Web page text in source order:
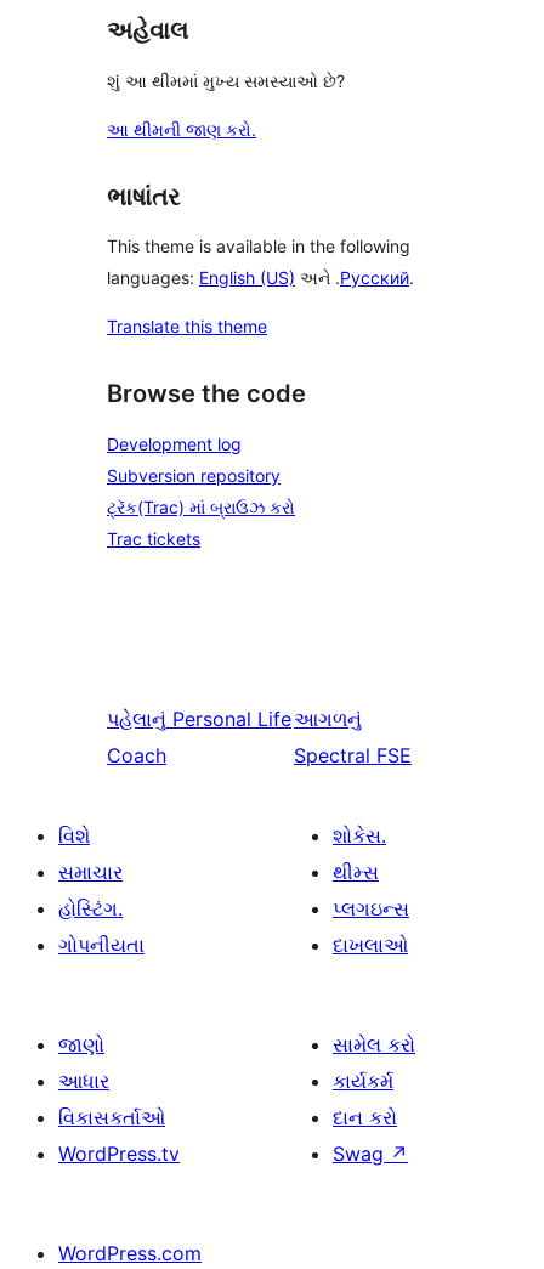
અહેવાલ
શું આ થીમમાં મુખ્ય સમસ્યાઓ છે?
આ થીમની જાણ કરો.
ભાષાંતર
This theme is available in the following
languages: English (US) અને .Русский.
Translate this theme
Browse the code
Development log
Subversion repository
ટ્રૅક(Trac) માં બ્રાઉઝ કરો
Trac tickets
પહેલાનું Personal Life
Coach
આગળનું
Spectral FSE
વિશે
સમાચાર
હોસ્ટિંગ.
ગોપનીયતા
શોકેસ.
થીમ્સ
પ્લગઇન્સ
દાખલાઓ
જાણો
આધાર
વિકાસકર્તાઓ
WordPress.tv
સામેલ કરો
કાર્યકર્મ
દાન કરો
Swag ↗
WordPress.com